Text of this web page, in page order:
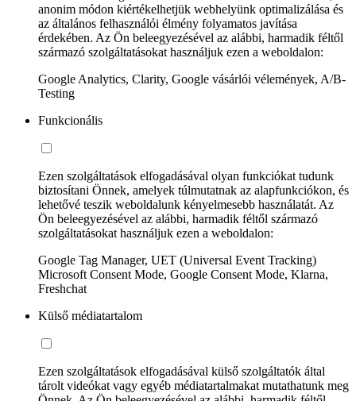
anonim módon kiértékelhetjük webhelyünk optimalizálása és
az általános felhasználói élmény folyamatos javítása
érdekében. Az Ön beleegyezésével az alábbi, harmadik féltől
származó szolgáltatásokat használjuk ezen a weboldalon:
Google Analytics, Clarity, Google vásárlói vélemények, A/B-
Testing
Funkcionális
Ezen szolgáltatások elfogadásával olyan funkciókat tudunk
biztosítani Önnek, amelyek túlmutatnak az alapfunkciókon, és
lehetővé teszik weboldalunk kényelmesebb használatát. Az
Ön beleegyezésével az alábbi, harmadik féltől származó
szolgáltatásokat használjuk ezen a weboldalon:
Google Tag Manager, UET (Universal Event Tracking)
Microsoft Consent Mode, Google Consent Mode, Klarna,
Freshchat
Külső médiatartalom
Ezen szolgáltatások elfogadásával külső szolgáltatók által
tárolt videókat vagy egyéb médiatartalmakat mutathatunk meg